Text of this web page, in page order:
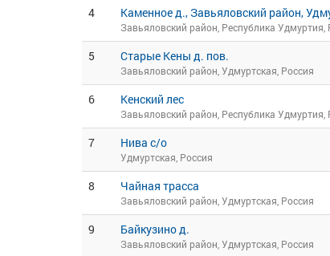
4 Каменное д., Завьяловский район,
Завьяловский район, Республика Удмуртия,
5 Старые Кены д. пов.
Завьяловский район, Удмуртская, Россия
6 Кенский лес
Завьяловский район, Республика Удмуртия,
7 Нива с/о
Удмуртская, Россия
8 Чайная трасса
Завьяловский район, Удмуртская, Россия
9 Байкузино д.
Завьяловский район, Удмуртская, Россия